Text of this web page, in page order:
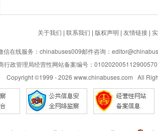
关于我们 | 联系我们 | 版权声明 | 友情链接|
信在线服务：chinabuses009邮件咨询：
行政管理局经营性网站备案编号：
Copyright ©1999 -2026 www.chinabuses.com All